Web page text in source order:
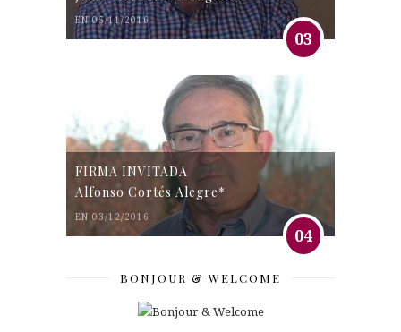
EN 05/11/2016
03
FIRMA INVITADA
Alfonso Cortés Alegre*
EN 03/12/2016
04
BONJOUR & WELCOME